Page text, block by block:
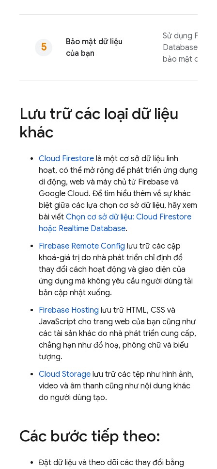
Bảo mật dữ liệu
của bạn
Sử dụng
Database
bảo mật dữ
Lưu trữ các loại dữ liệu
khác
Cloud Firestore là một cơ sở dữ liệu linh
hoạt, có thể mở rộng để phát triển ứng dụng
di động, web và máy chủ từ Firebase và
Google Cloud. Để tìm hiểu thêm về sự khác
biệt giữa các lựa chọn cơ sở dữ liệu, hãy xem
bài viết Chọn cơ sở dữ liệu: Cloud Firestore
hoặc Realtime Database.
Firebase Remote Config lưu trữ các cặp
khoá-giá trị do nhà phát triển chỉ định để
thay đổi cách hoạt động và giao diện của
ứng dụng mà không yêu cầu người dùng tải
bản cập nhật xuống.
Firebase Hosting lưu trữ HTML, CSS và
JavaScript cho trang web của bạn cũng như
các tài sản khác do nhà phát triển cung cấp,
chẳng hạn như đồ hoạ, phông chữ và biểu
tượng.
Cloud Storage lưu trữ các tệp như hình ảnh,
video và âm thanh cũng như nội dung khác
do người dùng tạo.
Các bước tiếp theo:
Đặt dữ liệu và theo dõi các thay đổi bằng